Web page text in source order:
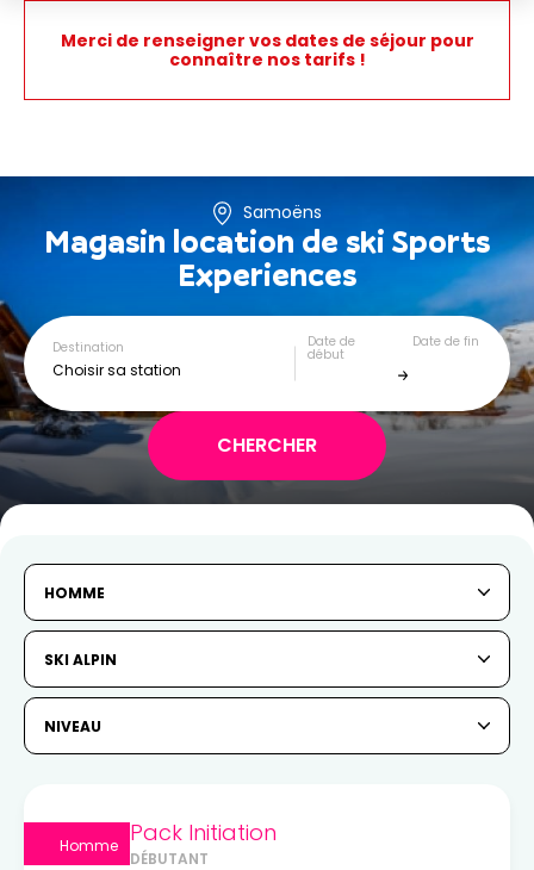
Merci de renseigner vos dates de séjour pour
connaître nos tarifs !
Samoëns
Magasin location de ski Sports
Experiences
Destination
Choisir sa station
Date de
début
Date de fin
HOMME
SKI ALPIN
NIVEAU
Homme Pack Initiation
DÉBUTANT